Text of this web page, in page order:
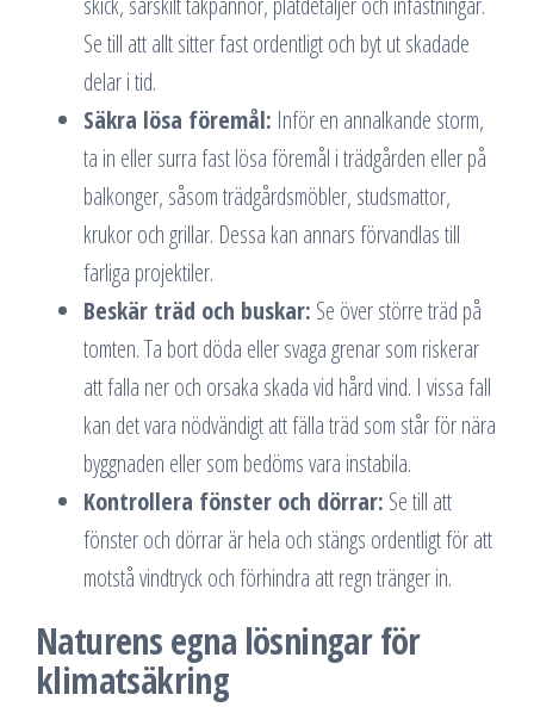
Se till att allt sitter fast ordentligt och byt ut skadade
delar i tid.
Säkra lösa föremål: Inför en annalkande storm,
ta in eller surra fast lösa föremål i trädgården eller på
balkonger, såsom trädgårdsmöbler, studsmattor,
krukor och grillar. Dessa kan annars förvandlas till
farliga projektiler.
Beskär träd och buskar: Se över större träd på
tomten. Ta bort döda eller svaga grenar som riskerar
att falla ner och orsaka skada vid hård vind. I vissa fall
kan det vara nödvändigt att fälla träd som står för nära
byggnaden eller som bedöms vara instabila.
Kontrollera fönster och dörrar: Se till att
fönster och dörrar är hela och stängs ordentligt för att
motstå vindtryck och förhindra att regn tränger in.
Naturens egna lösningar för
klimatsäkring